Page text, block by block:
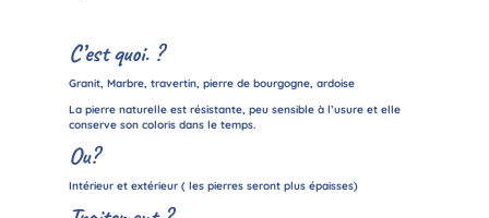
C’est quoi. ?
Granit, Marbre, travertin, pierre de bourgogne, ardoise
La pierre naturelle est résistante, peu sensible à l’usure et elle
conserve son coloris dans le temps.
Ou?
Intérieur et extérieur ( les pierres seront plus épaisses)